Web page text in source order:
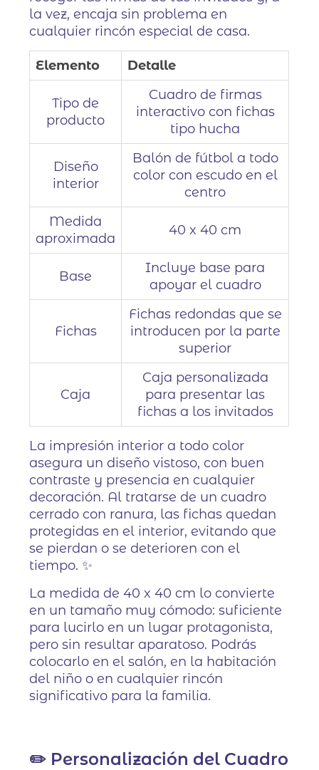
la vez, encaja sin problema en
cualquier rincón especial de casa.
Elemento Detalle
Tipo de
producto
Cuadro de firmas
interactivo con fichas
tipo hucha
Diseño
interior
Balón de fútbol a todo
color con escudo en el
centro
Medida
aproximada
40 x 40 cm
Base
Incluye base para
apoyar el cuadro
Fichas
Fichas redondas que se
introducen por la parte
superior
Caja
Caja personalizada
para presentar las
fichas a los invitados
La impresión interior a todo color
asegura un diseño vistoso, con buen
contraste y presencia en cualquier
decoración. Al tratarse de un cuadro
cerrado con ranura, las fichas quedan
protegidas en el interior, evitando que
se pierdan o se deterioren con el
tiempo. ✨
La medida de 40 x 40 cm lo convierte
en un tamaño muy cómodo: suficiente
para lucirlo en un lugar protagonista,
pero sin resultar aparatoso. Podrás
colocarlo en el salón, en la habitación
del niño o en cualquier rincón
significativo para la familia.
✏️ Personalización del Cuadro